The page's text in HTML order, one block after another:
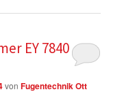
EY 7840 X
vonFugentechnik Ott